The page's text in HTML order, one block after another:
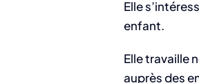
Elle
enfant.
Elle travaille
auprès des